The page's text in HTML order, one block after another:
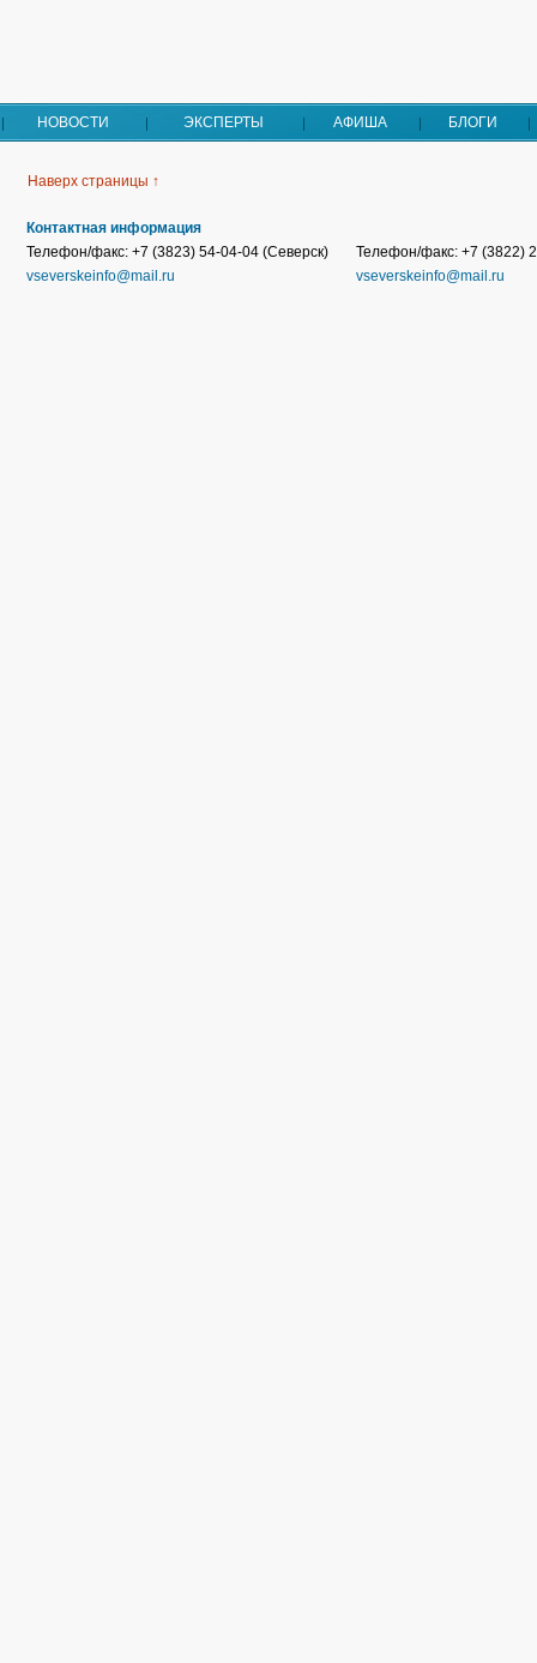
НОВОСТИ ЭКСПЕРТЫ АФИША БЛОГИ
Наверх страницы ↑
Контактная информация
Телефон/факс: +7 (3823) 54-04-04 (Северск)
vseverskeinfo@mail.ru
Телефон/факс: +7 (3822)
vseverskeinfo@mail.ru